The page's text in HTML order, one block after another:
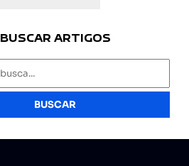
BUSCAR ARTIGOS
BUSCAR